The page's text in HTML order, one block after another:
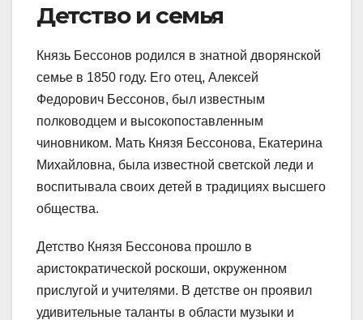
Детство и семья
Князь Бессонов родился в знатной дворянской
семье в 1850 году. Его отец, Алексей
Федорович Бессонов, был известным
полководцем и высокопоставленным
чиновником. Мать Князя Бессонова, Екатерина
Михайловна, была известной светской леди и
воспитывала своих детей в традициях высшего
общества.
Детство Князя Бессонова прошло в
аристократической роскоши, окруженном
прислугой и учителями. В детстве он проявил
удивительные таланты в области музыки и